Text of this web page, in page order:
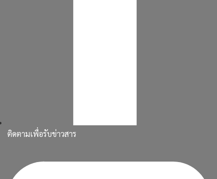
ติดตามเพื่อรับข่าวสาร